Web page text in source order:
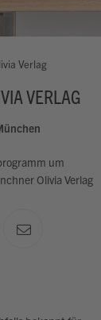
Verlag
VERLAG
um
Olivia Verlag